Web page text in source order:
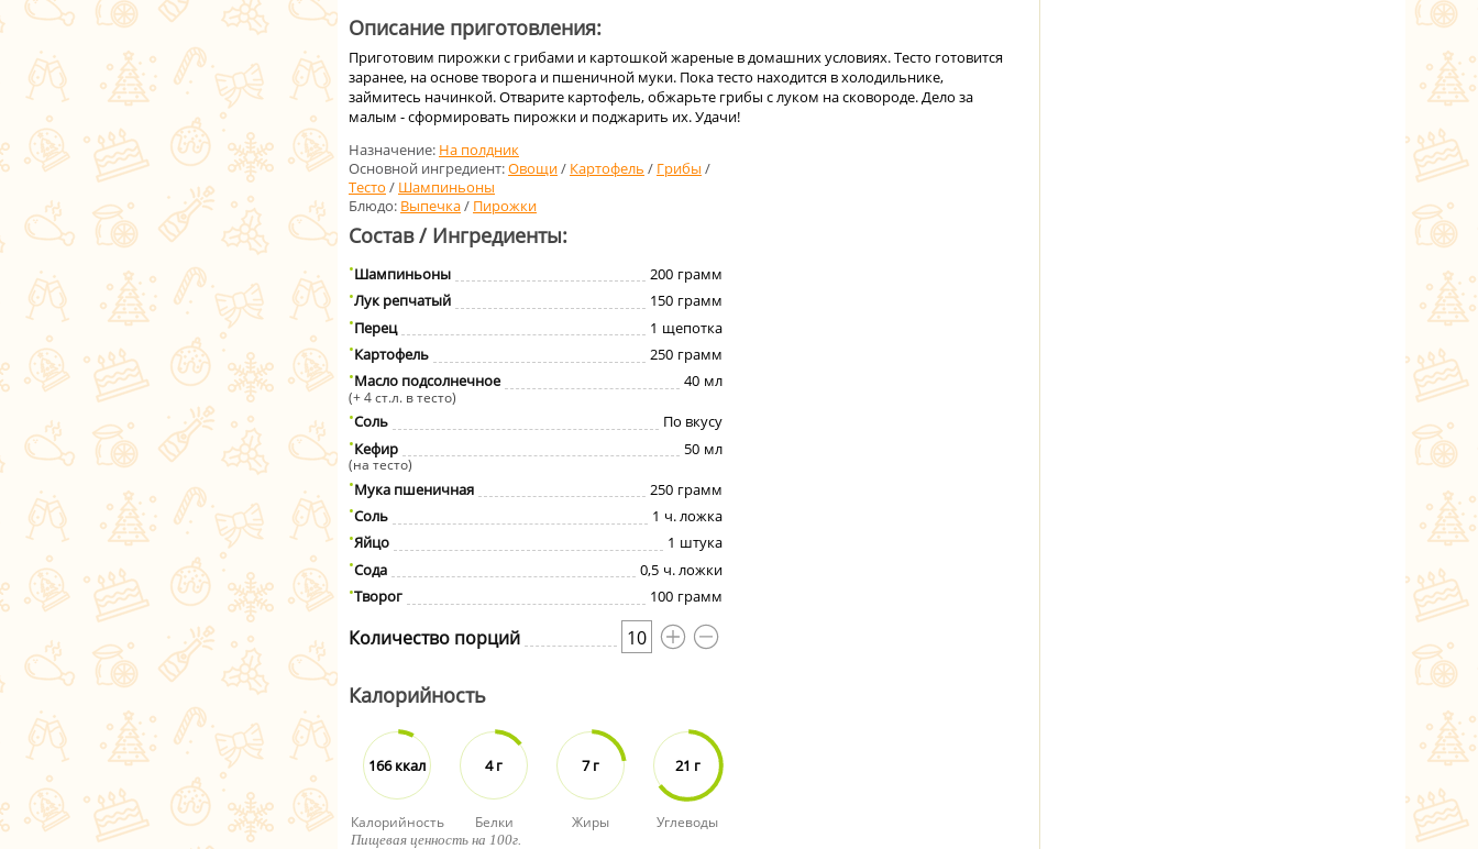
Описание приготовления:
Приготовим пирожки с грибами и картошкой жареные в домашних условиях. Тесто готовится
заранее, на основе творога и пшеничной муки. Пока тесто находится в холодильнике,
займитесь начинкой. Отварите картофель, обжарьте грибы с луком на сковороде. Дело за
малым - сформировать пирожки и поджарить их. Удачи!
Назначение: На полдник
Основной ингредиент:Овощи/ Картофель / Грибы /
Тесто / Шампиньоны
Блюдо: Выпечка/ Пирожки
Состав / Ингредиенты:
Шампиньоны 200 грамм
Лук репчатый
150 грамм
Перец
1 щепотка
Картофель
250 грамм
Масло подсолнечное
40 мл
(+ 4 ст.л. в тесто)
Соль
По вкусу
Кефир
50 мл
(на тесто)
Мука пшеничная 250 грамм
Соль
1 ч. ложка
Яйцо
1 штука
Сода
0,5 ч. ложки
Творог
100 грамм
Количество порций 10
Калорийность
166 ккал
Калорийность
4 г
Белки
7 г
Жиры
21 г
Углеводы
Пищевая ценность на 100г.